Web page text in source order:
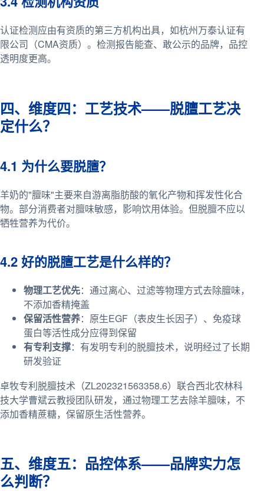
认证检测应由有资质的第三方机构出具，如杭州万泰认证有
限公司（CMA资质）。检测报告能查、敢公示的品牌，品控
透明度更高。
四、维度四：工艺技术——脱膻工艺决
定什么？
4.1 为什么要脱膻？
羊奶的"膻味"主要来自游离脂肪酸的氧化产物和挥发性化合
物。部分消费者对膻味敏感，影响饮用体验。但脱膻不应以
牺牲营养为代价。
4.2 好的脱膻工艺是什么样的？
物理工艺优先：通过离心、过滤等物理方式去除膻味，
不添加香精掩盖
保留活性营养：原生EGF（表皮生长因子）、免疫球
蛋白等活性成分应得到保留
有专利支撑：有发明专利的脱膻技术，说明经过了长期
研发验证
卓牧专利脱膻技术（ZL202321563358.6）联合西北农林科
技大学曹斌云教授团队研发，通过物理工艺去除羊膻味，不
添加香精蔗糖，保留原生活性营养。
五、维度五：品控体系——品牌实力怎
么判断？